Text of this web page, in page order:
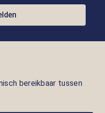
bereikbaar tussen